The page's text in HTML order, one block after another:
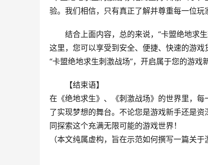
验。我们相信，只有真正了解并尊重每一位玩
结合上面内容，总的来说，“卡盟绝地求
这里，您可以享受到安全、便捷、快速的游
“卡盟绝地求生刺激战场”，开启属于您的游戏
【结束语】
在《绝地求生》、《刺激战场》的世界里，
了实现梦想的舞台。不论您是游戏新手还是
同探索这个充满无限可能的游戏世界！
（本文纯属虚构，旨在示范如何撰写一篇关于